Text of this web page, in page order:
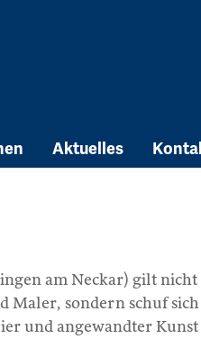
Aktuelles
am Neckar) gilt
Maler, sondern schuf sich
und angewandter